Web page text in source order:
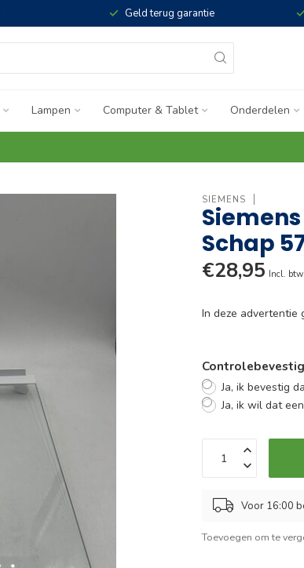
Geld terug garantie
Lampen Computer & Tablet Onderdelen
SIEMENS
Schap
€28,95 Incl. btw
In deze
Ja, ik bevestig
Ja, ik wil dat
Voor 16:00
Toevoegen om te